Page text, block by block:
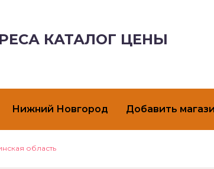
КАТАЛОГ ЦЕНЫ
Нижний Новгород Добавить
область